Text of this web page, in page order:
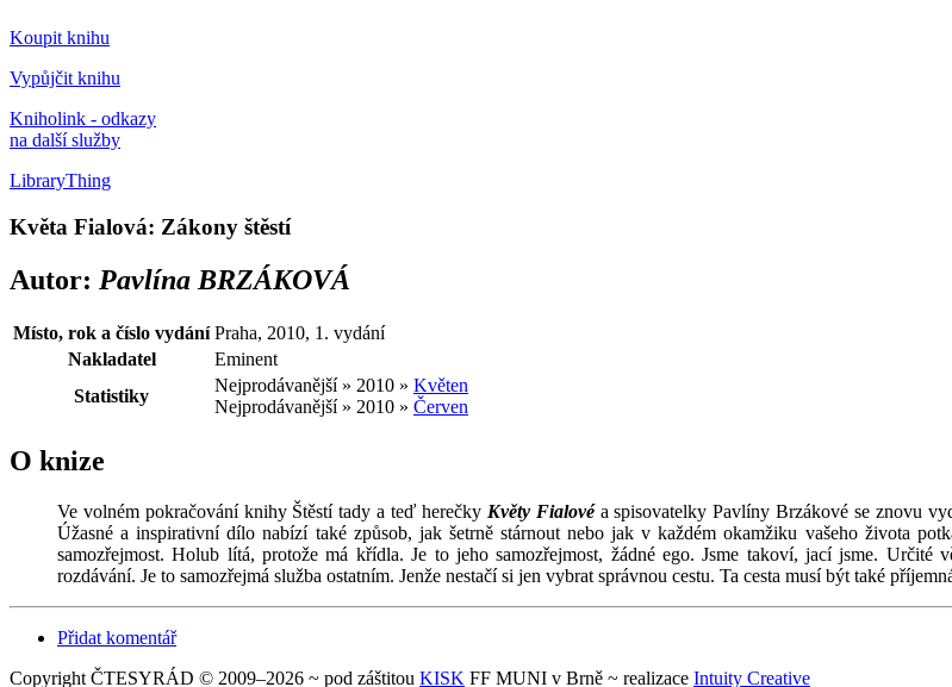
Koupit knihu
Vypůjčit knihu
Kniholink - odkazy
na další služby
LibraryThing
Květa Fialová: Zákony štěstí
Autor: Pavlína BRZÁKOVÁ
Místo, rok a číslo vydání Praha, 2010, 1. vydání
Nakladatel
Eminent
Statistiky
Nejprodávanější » 2010 » Květen
Nejprodávanější » 2010 » Červen
O knize
Ve volném pokračování knihy Štěstí tady a teď herečky Květy Fialovéa spisovatelky Pavlíny Brzákové se znovu
Úžasné a inspirativní dílo nabízí také způsob, jak šetrně stárnout nebo jak v každém okamžiku vašeho života
samozřejmost. Holub lítá, protože má křídla. Je to jeho samozřejmost, žádné ego. Jsme takoví, jací jsme. Určité
rozdávání. Je to samozřejmá služba ostatním. Jenže nestačí si jen vybrat správnou cestu. Ta cesta musí být také
Přidat komentář
Copyright ČTESYRÁD © 2009–2026 ~ pod záštitou KISK FF MUNI v Brně ~ realizace Intuity Creative